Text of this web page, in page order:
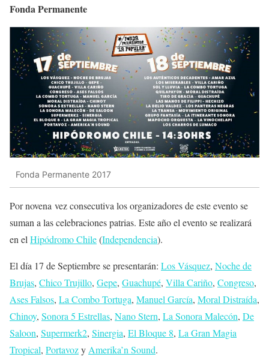
Fonda Permanente
Fonda Permanente 2017
Por novena vez consecutiva los organizadores de este evento se
suman a las celebraciones patrias. Este año el evento se realizará
en el Hipódromo Chile(Independencia).
El día 17 de Septiembre se presentarán: Los Vásquez, Noche de
Brujas, Chico Trujillo, Gepe, Guachupé, Villa Cariño, Congreso,
Ases Falsos, La Combo Tortuga, Manuel García, Moral Distraída,
Chinoy, Sonora 5 Estrellas, Nano Stern, La Sonora Malecón, De
Saloon, Supermerk2, Sinergia, El Bloque 8, La Gran Magia
Tropical, Portavozy Amerika’n Sound.